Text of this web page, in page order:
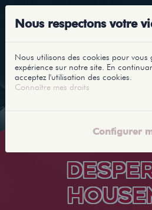
Nous respectons votre
Nous utilisons des cookies pour vous
expérience sur notre site. En
acceptez l'utilisation des cookies.
Connaître mes droits
Configurer